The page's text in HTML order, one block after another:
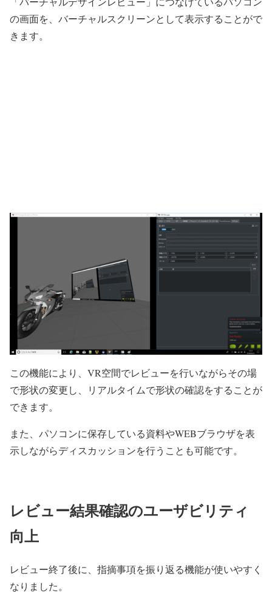
の画面を、バーチャルスクリーンとして表示することがで
きます。
この機能により、 VR空間でレビューを行いながらその場
で形状の変更し、リアルタイムで形状の確認をすることが
できます。
また、パソコンに保存している資料やWEBブラウザを表
示しながらディスカッションを行うことも可能です。
レビュー結果確認のユーザビリティ
向上
レビュー終了後に、指摘事項を振り返る機能が使いやすく
なりました。